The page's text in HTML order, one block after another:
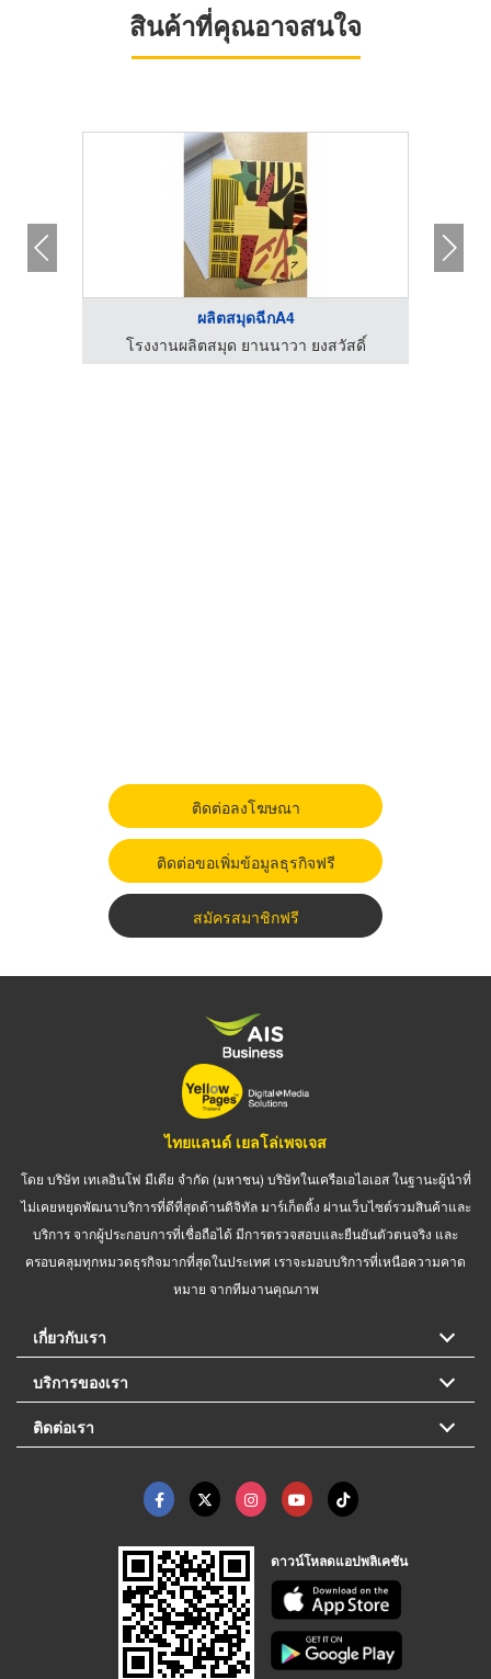
สินค้าที่คุณอาจสนใจ
ผลิตสมุดฉีกA4
โรงงานผลิตสมุด ยานนาวา ยงสวัสดิ์
ติดต่อลงโฆษณา
ติดต่อขอเพิ่มข้อมูลธุรกิจฟรี
สมัครสมาชิกฟรี
ไทยแลนด์ เยลโล่เพจเจส
โดย บริษัท เทเลอินโฟ มีเดีย จำกัด (มหาชน) บริษัทในเครือเอไอเอส ในฐานะผู้นำที่
ไม่เคยหยุดพัฒนาบริการที่ดีที่สุดด้านดิจิทัล มาร์เก็ตติ้ง ผ่านเว็บไซต์รวมสินค้าและ
บริการ จากผู้ประกอบการที่เชื่อถือได้ มีการตรวจสอบและยืนยันตัวตนจริง และ
ครอบคลุมทุกหมวดธุรกิจมากที่สุดในประเทศ เราจะมอบบริการที่เหนือความคาด
หมาย จากทีมงานคุณภาพ
เกี่ยวกับเรา
บริการของเรา
ติดต่อเรา
ดาวน์โหลดแอปพลิเคชัน